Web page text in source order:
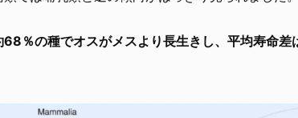
％の種でオスがメスより長生きし、平均寿命差